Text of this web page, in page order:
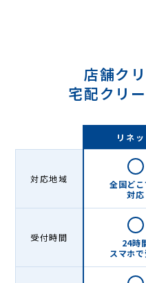
グ
ト〉
店舗ク
宅配クリ
リネッ
対応地域
全国どこ
対応
受付時間
24時
スマホ